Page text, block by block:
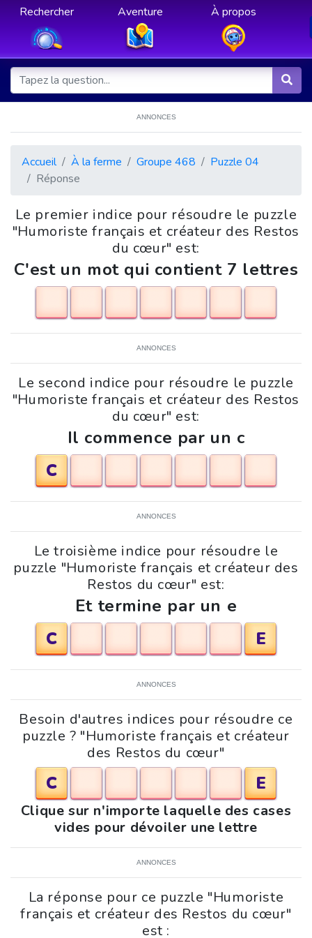
Rechercher Aventure À propos
ANNONCES
Accueil À la ferme Groupe 468
Puzzle 04
Réponse
Le premier indice pour résoudre le puzzle
"Humoriste français et créateur des Restos
du cœur" est:
C'est un mot qui contient 7 lettres
ANNONCES
Le second indice pour résoudre le puzzle
"Humoriste français et créateur des Restos
du cœur" est:
Il commence par un c
C
ANNONCES
Le troisième indice pour résoudre le
puzzle "Humoriste français et créateur des
Restos du cœur" est:
Et termine par un e
C
E
ANNONCES
Besoin d'autres indices pour résoudre ce
puzzle ? "Humoriste français et créateur
des Restos du cœur"
C E
Clique sur n'importe laquelle des cases
vides pour dévoiler une lettre
ANNONCES
La réponse pour ce puzzle "Humoriste
français et créateur des Restos du cœur"
est :